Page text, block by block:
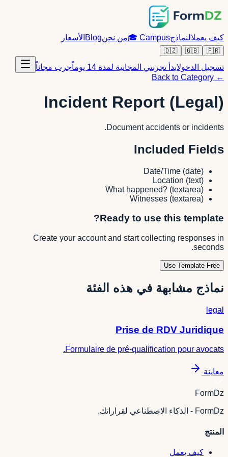
كيف يعملالنماذجCampus
🎓من نحنBlog الأسعار
🇫🇷
🇬🇧
🇩🇿
تسجيل الدخولابدأ تجربتي المجانية لمدة 14 يوماً
جرب مجاناً
← Back to Category
Incident Report (Legal)
Document accidents or incidents.
Included Fields
Date/Time (date)
Location (text)
What happened? (textarea)
Witnesses (textarea)
Ready to use this template?
Create your account and start collecting responses in
seconds.
Use Template Free
نماذج مشابهة في هذه الفئة
legal
Prise de RDV Juridique
Formulaire de pré-qualification pour avocats.
معاينة
FormDz
FormDz - الذكاء الاصطناعي لقراراتك.
المنتج
كيف يعمل